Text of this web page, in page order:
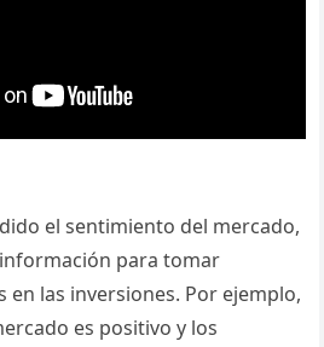
el sentimiento del mercado,
para tomar
en las inversiones. Por ejemplo,
es positivo y los